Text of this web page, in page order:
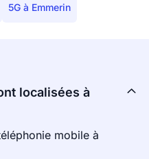
5G à Emmerin
localisées à
mobile à